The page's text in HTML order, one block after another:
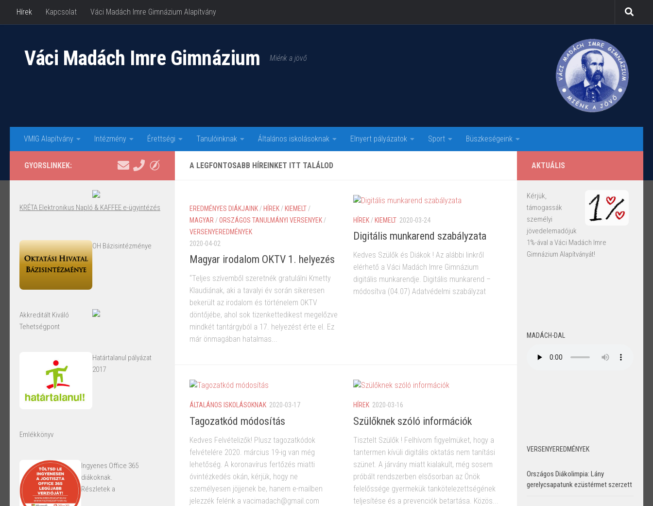
Skip to content
Hírek Kapcsolat Váci Madách Imre Gimnázium Alapítvány
Váci Madách Imre Gimnázium Miénk a jövő
VMIG Alapítvány Intézmény Érettségi Tanulóinknak Általános iskolásoknak Elnyert pályázatok Sport Büszkeségeink
A LEGFONTOSABB HÍREINKET ITT TALÁLOD
EREDMÉNYES DIÁKJAINK / HÍREK / KIEMELT /
MAGYAR /ORSZÁGOS TANULMÁNYI VERSENYEK /
VERSENYEREDMÉNYEK
2020-04-02
Magyar irodalom OKTV 1. helyezés
“Teljes szívemből szeretnék gratulálni Kmetty
Klaudiának, aki a tavalyi év során sikeresen
bekerült az irodalom és történelem OKTV
döntőjébe, ahol sok tizenkettedikest megelőzve
mindkét tantárgyból a 17. helyezést érte el. Ez
már önmagában hatalmas...
HÍREK / KIEMELT 2020-03-24
Digitális munkarend szabályzata
Kedves Szülők és Diákok ! Az alábbi linkről
elérhető a Váci Madách Imre Gimnázium
digitális munkarendje. Digitális munkarend –
módosítva (04.07) Adatvédelmi szabályzat
ÁLTALÁNOS ISKOLÁSOKNAK 2020-03-17
Tagozatkód módosítás
Kedves Felvételizők! Plusz tagozatkódok
felvételére 2020. március 19-ig van még
lehetőség. A koronavírus fertőzés miatti
óvintézkedés okán, kérjük, hogy ne
személyesen jöjjenek be, hanem e-mailben
jelezzék felénk a vacimadach@gmail.com
HÍREK 2020-03-16
Szülőknek szóló információk
Tisztelt Szülők ! Felhívom figyelmüket, hogy a
tantermen kívüli digitális oktatás nem tanítási
szünet. A járvány miatt kialakult, még sosem
próbált rendszerben elsősorban az Önök
felelőssége gyermekük tankötelezettségének
teljesítése és a prevenciók betartása. Közös...
GYORSLINKEK:
KRÉTA Elektronikus Napló & KAFFEE e-ügyintézés
OH Bázisintézménye
Akkreditált Kiváló
Tehetségpont
Határtalanul pályázat
2017
Emlékkönyv
Ingyenes Office 365
diákoknak.
Részletek a
AKTUÁLIS
Kérjük,
támogassák
személyi
jövedelemadójuk
1%-ával a Váci Madách Imre
Gimnázium Alapítványát!
MADÁCH-DAL
VERSENYEREDMÉNYEK
Országos Diákolimpia: Lány
gerelycsapatunk ezüstérmet szerzett